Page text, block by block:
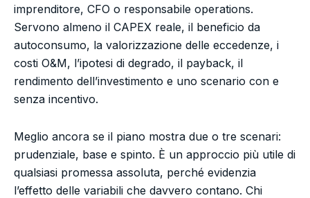
imprenditore, CFO o responsabile operations.
Servono almeno il CAPEX reale, il beneficio da
autoconsumo, la valorizzazione delle eccedenze, i
costi O&M, l’ipotesi di degrado, il payback, il
rendimento dell’investimento e uno scenario con e
senza incentivo.
Meglio ancora se il piano mostra due o tre scenari:
prudenziale, base e spinto. È un approccio più utile di
qualsiasi promessa assoluta, perché evidenzia
l’effetto delle variabili che davvero contano. Chi